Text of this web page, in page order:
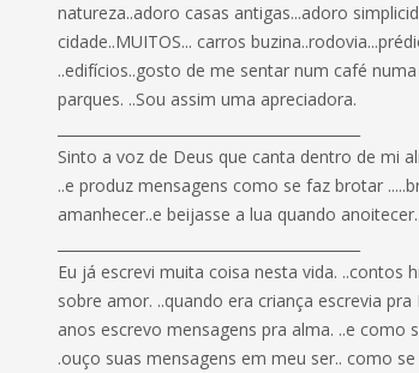
natureza..adoro casas antigas...adoro
cidade..MUITOS... carros
..edifícios..gosto de me sentar num café
parques. ..Sou assim uma apreciadora.
Sinto a voz de Deus que canta dentro de mi
..e produz mensagens como se faz brotar
amanhecer..e beijasse a lua quando
Eu já escrevi muita coisa nesta vida. ..contos
sobre amor. ..quando era criança escrevia
anos escrevo mensagens pra alma. ..e como
.ouço suas mensagens em meu ser.. como